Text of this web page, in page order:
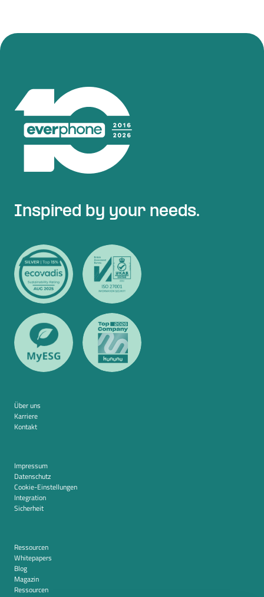
Inspired by your needs.
Über uns
Karriere
Kontakt
Impressum
Datenschutz
Cookie-Einstellungen
Integration
Sicherheit
Ressourcen
Whitepapers
Blog
Magazin
Ressourcen